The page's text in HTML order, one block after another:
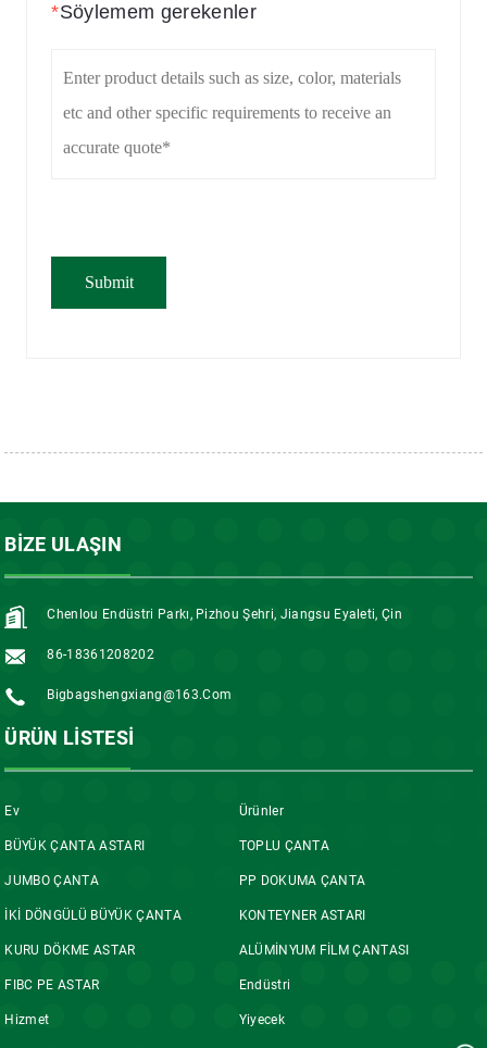
*Söylemem gerekenler
BIZE ULAŞIN
Chenlou Endüstri Parkı, Pizhou Şehri, Jiangsu Eyaleti, Çin
86-18361208202
Bigbagshengxiang@163.com
ÜRÜN LISTESI
Ev Ürünler
BÜYÜK ÇANTA ASTARI TOPLU ÇANTA
JUMBO ÇANTA PP DOKUMA ÇANTA
İKİ DÖNGÜLÜ BÜYÜK ÇANTA KONTEYNER ASTARI
KURU DÖKME ASTAR ALÜMİNYUM FİLM ÇANTASI
FIBC PE ASTAR Endüstri
Hizmet Yiyecek